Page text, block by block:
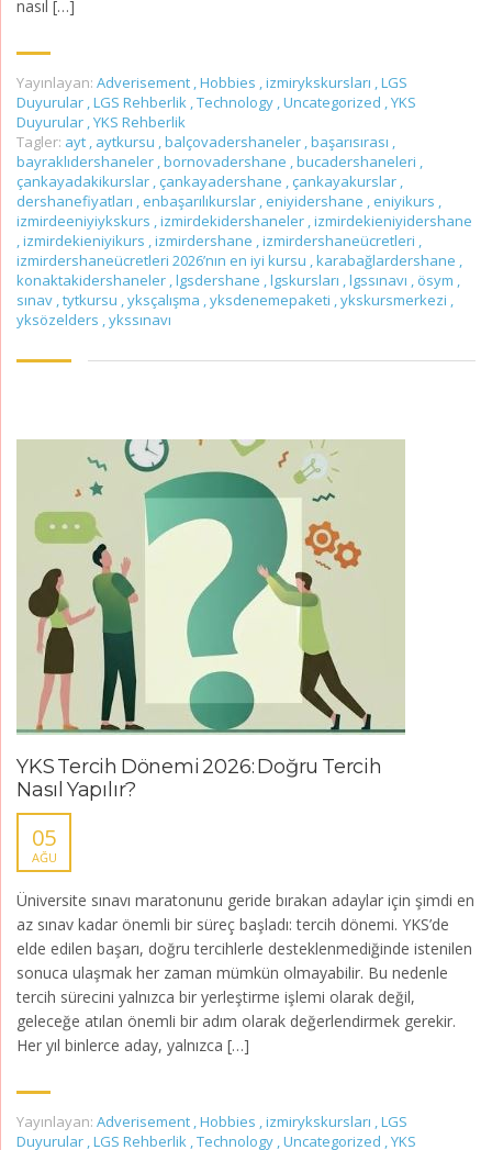
nasıl […]
Yayınlayan: Adverisement ,Hobbies ,izmirykskursları ,LGS
Duyurular ,LGS Rehberlik ,Technology ,Uncategorized ,YKS
Duyurular ,YKS Rehberlik
Tagler: ayt , aytkursu ,balçovadershaneler ,başarısırası ,
bayraklıdershaneler ,bornovadershane ,bucadershaneleri ,
çankayadakikurslar , çankayadershane , çankayakurslar ,
dershanefiyatları , enbaşarılıkurslar , eniyidershane , eniyikurs ,
izmirdeeniyiykskurs ,izmirdekidershaneler ,izmirdekieniyidershane
,izmirdekieniyikurs ,izmirdershane ,izmirdershaneücretleri ,
izmirdershaneücretleri 2026’nın en iyi kursu ,karabağlardershane ,
konaktakidershaneler ,lgsdershane ,lgskursları ,lgssınavı , ösym ,
sınav ,tytkursu ,yksçalışma ,yksdenemepaketi ,ykskursmerkezi ,
yksözelders ,ykssınavı
YKS Tercih Dönemi 2026: Doğru Tercih
Nasıl Yapılır?
05
AĞU
Üniversite sınavı maratonunu geride bırakan adaylar için şimdi en
az sınav kadar önemli bir süreç başladı: tercih dönemi. YKS’de
elde edilen başarı, doğru tercihlerle desteklenmediğinde istenilen
sonuca ulaşmak her zaman mümkün olmayabilir. Bu nedenle
tercih sürecini yalnızca bir yerleştirme işlemi olarak değil,
geleceğe atılan önemli bir adım olarak değerlendirmek gerekir.
Her yıl binlerce aday, yalnızca […]
Yayınlayan: Adverisement ,Hobbies ,izmirykskursları ,LGS
Duyurular ,LGS Rehberlik ,Technology ,Uncategorized ,YKS